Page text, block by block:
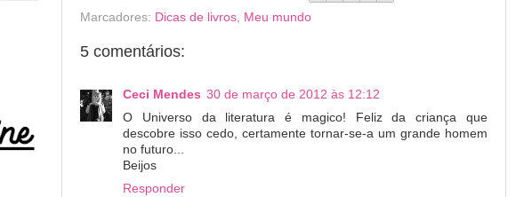
Marcadores: Dicas de livros Meu mundo
5 comentários:
Ceci Mendes 30 de março de 2012 às 12:12
O Universo da literatura é magico! Feliz da criança que
descobre isso cedo, certamente tornar-se-a um grande homem
no futuro...
Beijos
Responder